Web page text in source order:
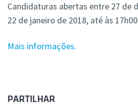
Candidaturas abertas entre 27 de
22 de janeiro de 2018, até às
Mais informações.
PARTILHAR